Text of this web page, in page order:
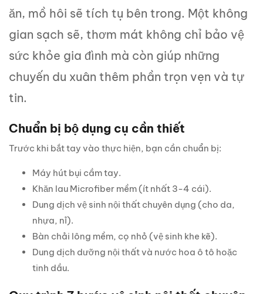
ăn, mồ hôi sẽ tích tụ bên trong. Một không
gian sạch sẽ, thơm mát không chỉ bảo vệ
sức khỏe gia đình mà còn giúp những
chuyến du xuân thêm phần trọn vẹn và tự
tin.
Chuẩn bị bộ dụng cụ cần thiết
Trước khi bắt tay vào thực hiện, bạn cần chuẩn bị:
Máy hút bụi cầm tay.
Khăn lau Microfiber mềm (ít nhất 3-4 cái).
Dung dịch vệ sinh nội thất chuyên dụng (cho da,
nhựa, nỉ).
Bàn chải lông mềm, cọ nhỏ (vệ sinh khe kẽ).
Dung dịch dưỡng nội thất và nước hoa ô tô hoặc
tinh dầu.